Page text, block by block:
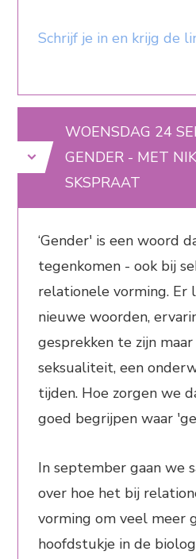
Schrijf je in en krijg de
WOENSDAG 24
GENDER - MET
SKSPRAAT
‘Gender' is een woord
tegenkomen - ook bij
relationele vorming. Er
nieuwe woorden,
gesprekken te zijn
seksualiteit, een
tijden. Hoe zorgen we
goed begrijpen waar
In september gaan we
over hoe het bij
vorming om veel meer
hoofdstukje in de